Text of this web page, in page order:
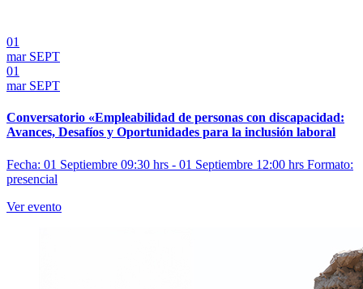
01
mar SEPT
01
mar SEPT
Conversatorio «Empleabilidad de personas con discapacidad:
Avances, Desafíos y Oportunidades para la inclusión laboral
Fecha: 01 Septiembre 09:30 hrs - 01 Septiembre 12:00 hrs Formato:
presencial
Ver evento